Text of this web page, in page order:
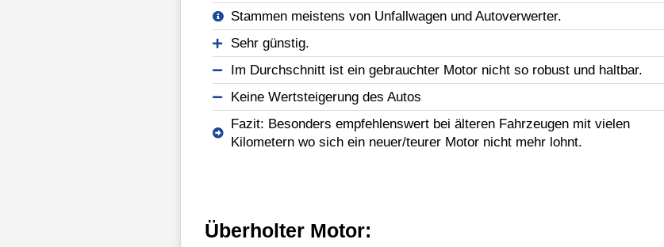
Stammen meistens von Unfallwagen und Autoverwerter.
Sehr günstig.
Im Durchschnitt ist ein gebrauchter Motor nicht so robust und haltbar.
Keine Wertsteigerung des Autos
Fazit: Besonders empfehlenswert bei älteren Fahrzeugen mit vielen
Kilometern wo sich ein neuer/teurer Motor nicht mehr lohnt.
Überholter Motor: